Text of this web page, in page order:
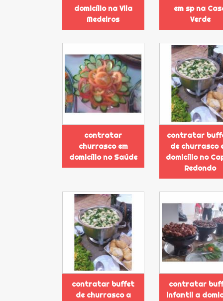
domicílio na Vila
Medeiros
em sp na
Verde
contratar
churrasco em
domicílio no Saúde
contratar
de churrasco
domicílio no
Redondo
contratar buffet
de churrasco a
contratar
infantil a